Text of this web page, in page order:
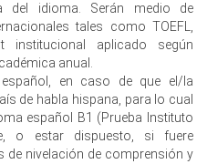
del idioma. Serán medio de
tales como TOEFL,
institucional aplicado según
anual.
en caso de que el/la
de habla hispana, para lo cual
español B1 (Prueba Instituto
o estar dispuesto, si fuere
de nivelación de comprensión y